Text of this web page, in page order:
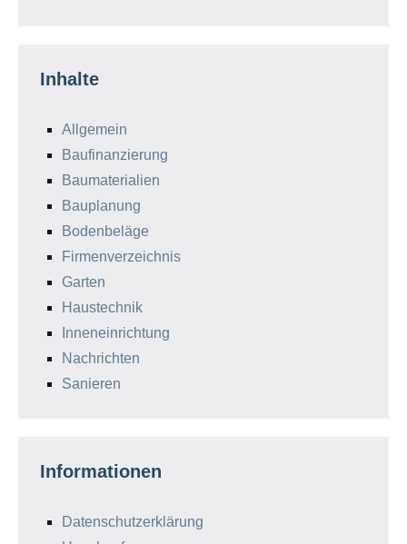
Inhalte
Allgemein
Baufinanzierung
Baumaterialien
Bauplanung
Bodenbeläge
Firmenverzeichnis
Garten
Haustechnik
Inneneinrichtung
Nachrichten
Sanieren
Informationen
Datenschutzerklärung